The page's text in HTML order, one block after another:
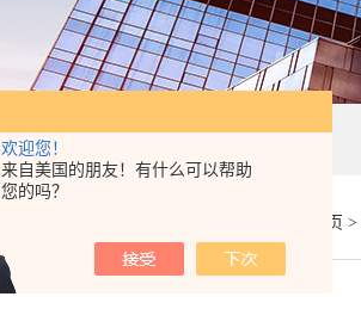
欢迎您！
来自美国的朋友！有什么可以帮助
您的吗？
首页 >